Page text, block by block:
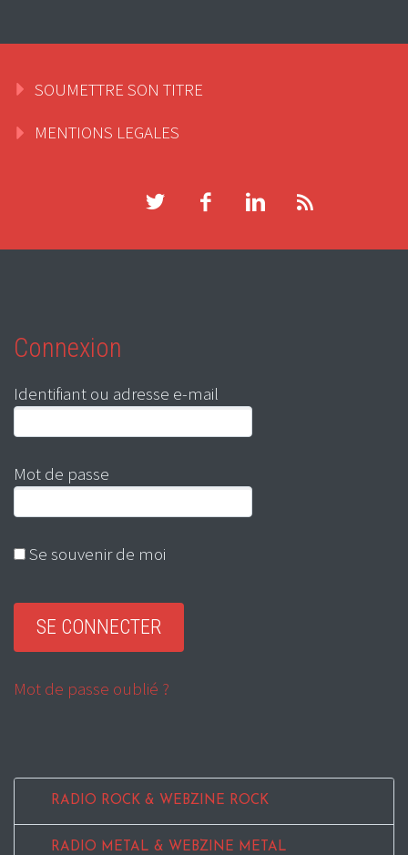
SOUMETTRE SON TITRE
MENTIONS LEGALES
Connexion
Identifiant ou adresse e-mail
Mot de passe
Se souvenir de moi
Mot de passe oublié ?
RADIO ROCK & WEBZINE ROCK
RADIO METAL & WEBZINE METAL